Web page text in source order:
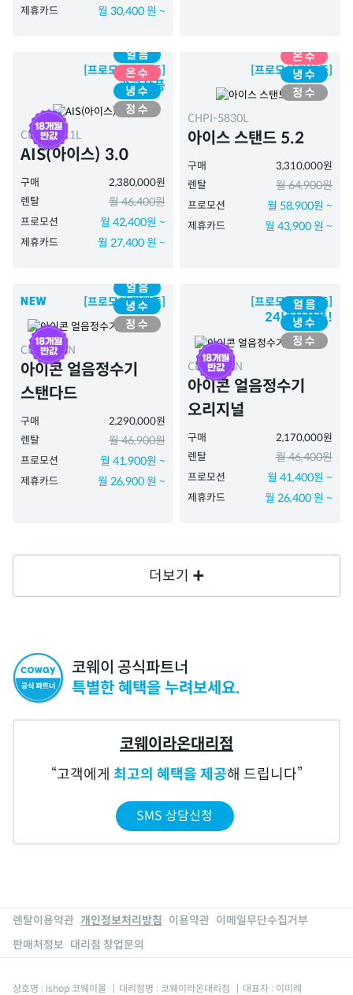
제휴카드 월 30,400 원 ~
[프로모션 진행중]
광고상품
CHPI-7511L
AIS(아이스) 3.0
구매
2,380,000원
렌탈
월 46,400원
프로모션 월 42,400원 ~
제휴카드 월 27,400 원 ~
[프로모션 진행중]
CHPI-5830L
아이스 스탠드 5.2
구매
3,310,000원
렌탈
월 64,900원
프로모션 월 58,900원 ~
제휴카드 월 43,900 원 ~
[프로모션 진행중]
CPI-7410N
아이콘 얼음정수기
스탠다드
구매
2,290,000원
렌탈
월 46,900원
프로모션 월 41,900원 ~
제휴카드 월 26,900 원 ~
[프로모션 진행중]
24년신상품!
CPI-7400N
아이콘 얼음정수기
오리지널
구매
2,170,000원
렌탈
월 46,400원
프로모션 월 41,400원 ~
제휴카드 월 26,400 원 ~
더보기
코웨이 공식파트너
특별한 혜택을 누려보세요.
코웨이라온대리점
고객에게 최고의 혜택을 제공해 드립니다
SMS 상담신청
렌탈이용약관 개인정보처리방침 이용약관 이메일무단수집거부
판매처정보 대리점 창업문의
상호명 : ishop 코웨이몰 대리점명 : 코웨이라온대리점 대표자 : 이미례